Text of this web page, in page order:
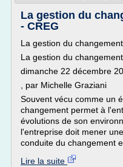
La gestion du
- CREG
La gestion du
La gestion du
dimanche 22 décembre
, par Michelle Graziani
Souvent vécu comme un
changement permet à
évolutions de son
l'entreprise doit mener
conduite du changement
Lire la suite